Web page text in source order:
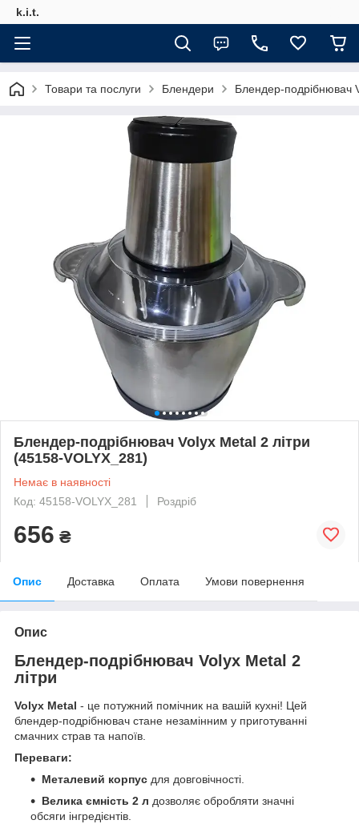
k.i.t.
Товари та послуги Блендери Блендер-подрібнювач
Блендер-подрібнювач Volyx Metal 2 літри
(45158-VOLYX_281)
Немає в наявності
Код: 45158-VOLYX_281
Роздріб
656 ₴
Опис Доставка Оплата Умови повернення
Опис
Блендер-подрібнювач Volyx Metal 2
літри
Volyx Metal - це потужний помічник на вашій кухні! Цей
блендер-подрібнювач стане незамінним у приготуванні
смачних страв та напоїв.
Переваги:
Металевий корпус для довговічності.
Велика ємність 2 л дозволяє обробляти значні
обсяги інгредієнтів.